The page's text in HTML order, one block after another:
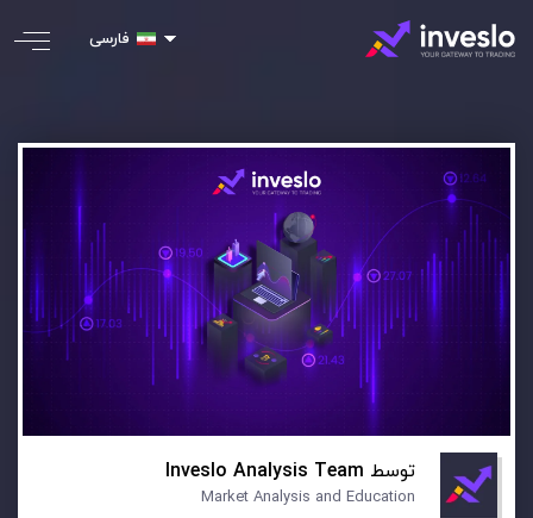
فارسی
توسط Inveslo Analysis Team
Market Analysis and Education